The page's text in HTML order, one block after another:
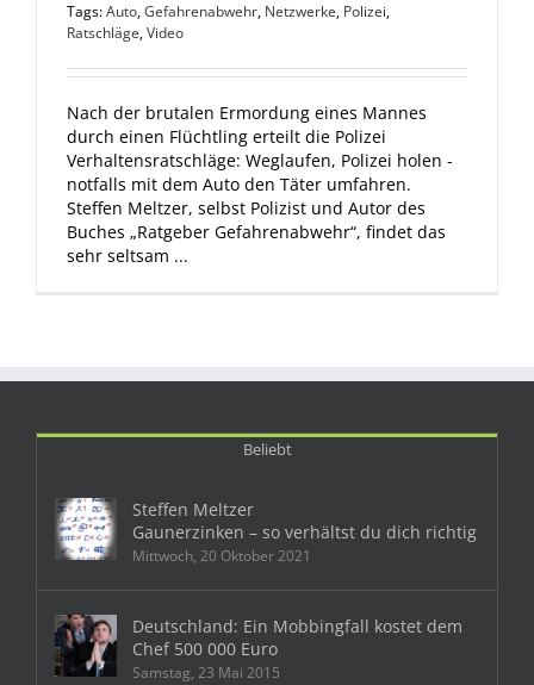
Tags:Auto,Gefahrenabwehr, Netzwerke, Polizei,
Ratschläge,Video
Nach der brutalen Ermordung eines Mannes
durch einen Flüchtling erteilt die Polizei
Verhaltensratschläge: Weglaufen, Polizei holen -
notfalls mit dem Auto den Täter umfahren.
Steffen Meltzer, selbst Polizist und Autor des
Buches „Ratgeber Gefahrenabwehr“, findet das
sehr seltsam ...
Beliebt
Steffen Meltzer
Gaunerzinken – so verhältst du dich richtig
Mittwoch, 20 Oktober 2021
Deutschland: Ein Mobbingfall kostet dem
Chef 500 000 Euro
Samstag, 23 Mai 2015